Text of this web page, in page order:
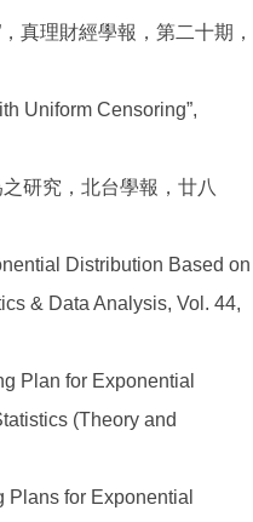
真理財經學報，第二十期，
Uniform Censoring”,
研究，北台學報，廿八
Distribution Based on
& Data Analysis, Vol. 44,
Plan for Exponential
(Theory and
Plans for Exponential